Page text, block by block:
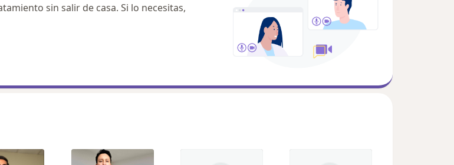
sin salir de casa. Si lo necesitas,